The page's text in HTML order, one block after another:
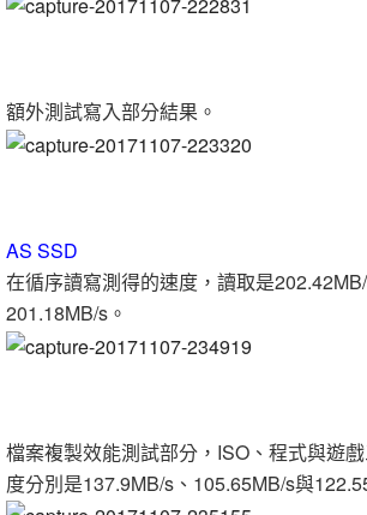
額外測試寫入部分結果。
AS SSD
在循序讀寫測得的速度，讀取是
201.18MB/s。
檔案複製效能測試部分，ISO、程式與遊
度分別是137.9MB/s、105.65MB/s與